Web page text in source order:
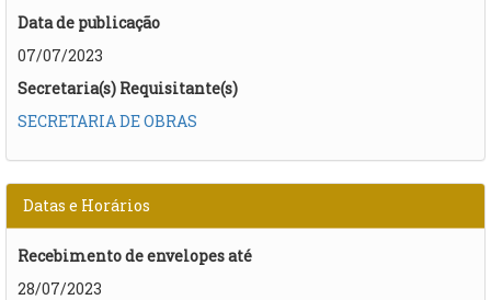
Data de publicação
07/07/2023
Secretaria(s) Requisitante(s)
SECRETARIA DE OBRAS
Datas e Horários
Recebimento de envelopes até
28/07/2023